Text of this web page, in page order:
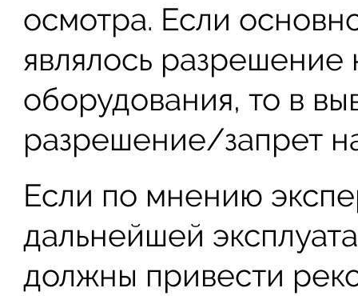
осмотра. Если
являлось разрешение
оборудования, то в
разрешение/запрет
Если по мнению
дальнейшей
должны привести